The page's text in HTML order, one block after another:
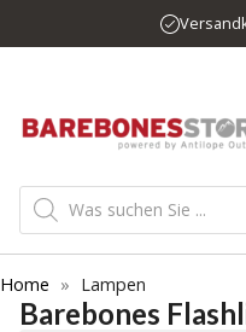
Inhalt
Products
search
Home » Lampen
Barebones